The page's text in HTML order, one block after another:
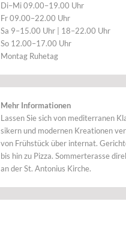
Di–Mi 09.00–19.00 Uhr
Fr 09.00–22.00 Uhr
Sa 9–15.00 Uhr | 18–22.00 Uhr
So 12.00–17.00 Uhr
Montag Ruhetag
Mehr Informationen
Lassen Sie sich von mediterranen
sikern und modernen Kreationen
von Frühstück über internat.
bis hin zu Pizza. Sommerterasse
an der St. Antonius Kirche.